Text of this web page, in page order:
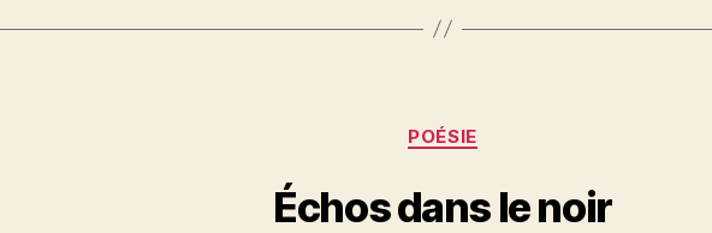
Categories
POÉSIE
Échos dans le noir